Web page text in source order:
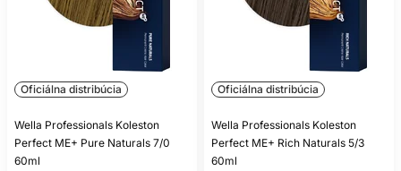
Oficiálna distribúcia
Wella Professionals Koleston
Perfect ME+ Pure Naturals 7/0
60ml
Oficiálna distribúcia
Wella Professionals Koleston
Perfect ME+ Rich Naturals 5/3
60ml